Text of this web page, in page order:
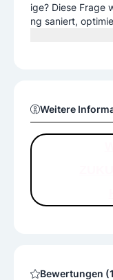
ige? Diese Frage
ng saniert,
acher
werden von
Außerdem gibt
n mit
r beraten Sie
Weitere
Bewertungen